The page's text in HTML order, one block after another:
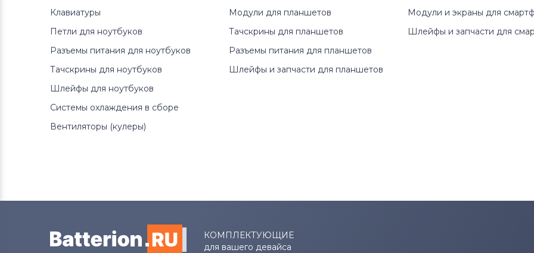
Клавиатуры
Петли для ноутбуков
Разъемы питания для ноутбуков
Тачскрины для ноутбуков
Шлейфы для ноутбуков
Системы охлаждения в сборе
Вентиляторы (кулеры)
Модули для планшетов
Тачскрины для планшетов
Разъемы питания для планшетов
Шлейфы и запчасти для планшетов
Модули и экраны для
Шлейфы и запчасти для
КОМПЛЕКТУЮЩИЕ
для вашего девайса